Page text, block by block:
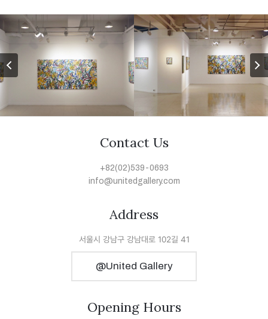
prev
Contact Us
+82(02)539-0693
info@unitedgallery.com
Address
서울시 강남구 강남대로 102길 41
@United Gallery
Opening Hours